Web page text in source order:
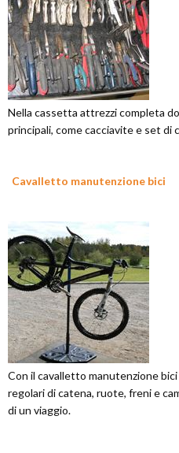
Nella cassetta attrezzi completa
principali, come cacciavite e set di
Cavalletto manutenzione bici
Con il cavalletto manutenzione
regolari di catena, ruote, freni e
di un viaggio.